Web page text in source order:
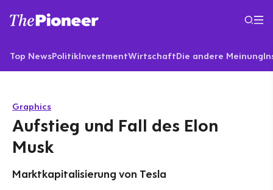
Top NewsPolitikInvestmentWirtschaftDie andere Meinung
Graphics
Aufstieg und Fall des Elon
Musk
Marktkapitalisierung von Tesla